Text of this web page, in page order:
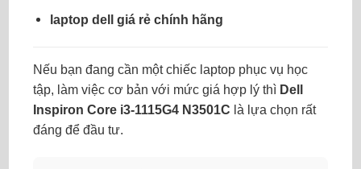
laptop dell giá rẻ chính hãng
Nếu bạn đang cần một chiếc laptop phục vụ học
tập, làm việc cơ bản với mức giá hợp lý thì Dell
Inspiron Core i3-1115G4 N3501C là lựa chọn rất
đáng để đầu tư.